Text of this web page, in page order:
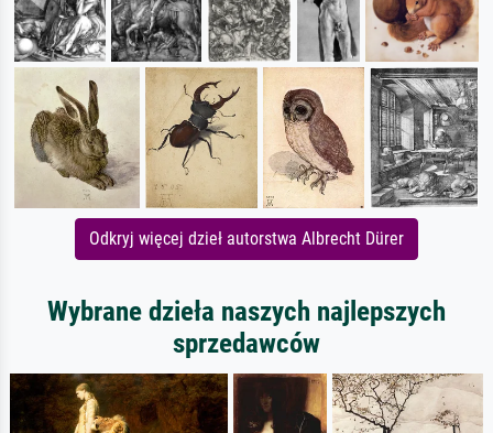
Odkryj więcej dzieł autorstwa Albrecht Dürer
Wybrane dzieła naszych najlepszych
sprzedawców